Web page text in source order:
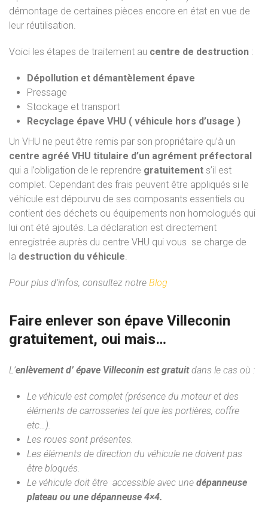
démontage de certaines pièces encore en état en vue de
leur réutilisation.
Voici les étapes de traitement au centre de destruction :
Dépollution et démantèlement épave
Pressage
Stockage et transport
Recyclage épave VHU ( véhicule hors d’usage )
Un VHU ne peut être remis par son propriétaire qu’à un
centre agréé VHU titulaire d’un agrément préfectoral
qui a l’obligation de le reprendre gratuitement s’il est
complet. Cependant des frais peuvent être appliqués si le
véhicule est dépourvu de ses composants essentiels ou
contient des déchets ou équipements non homologués qui
lui ont été ajoutés. La déclaration est directement
enregistrée auprès du centre VHU qui vous se charge de
la destruction du véhicule.
Pour plus d’infos, consultez notre Blog
Faire enlever son épave Villeconin
gratuitement, oui mais…
L’enlèvement d’ épave Villeconin est gratuitdans le cas où :
Le véhicule est complet (présence du moteur et des
éléments de carrosseries tel que les portières, coffre
etc…).
Les roues sont présentes.
Les éléments de direction du véhicule ne doivent pas
être bloqués.
Le véhicule doit être accessible avec une dépanneuse
plateau ou une dépanneuse 4×4.